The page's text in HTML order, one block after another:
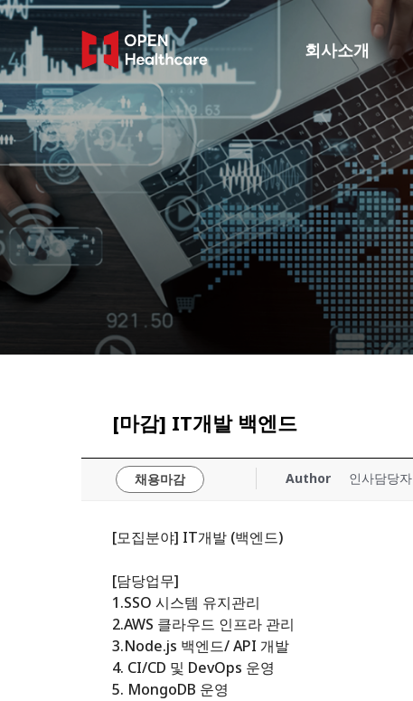
Skip
main
content
Hit enter to search or ESC to close
회사소개
[마감] IT개발 백엔드
채용마감 Author 인사담당자
[모집분야] IT개발 (백엔드)
[담당업무]
1.SSO 시스템 유지관리
2.AWS 클라우드 인프라 관리
3.Node.js 백엔드/ API 개발
4. CI/CD 및 DevOps 운영
5. MongoDB 운영